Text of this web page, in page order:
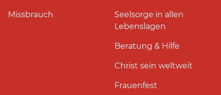
Missbrauch
Seelsorge in allen
Lebenslagen
Beratung & Hilfe
Christ sein weltweit
Frauenfest